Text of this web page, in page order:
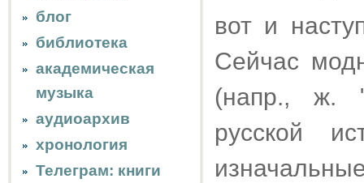
блог
библиотека
академическая
музыка
аудиоархив
хронология
Телеграм: книги
вот и
Сейчас
(напр., ж.
русской